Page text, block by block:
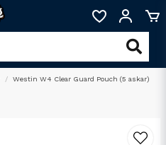
Westin W4 Clear Guard Pouch (5 askar)